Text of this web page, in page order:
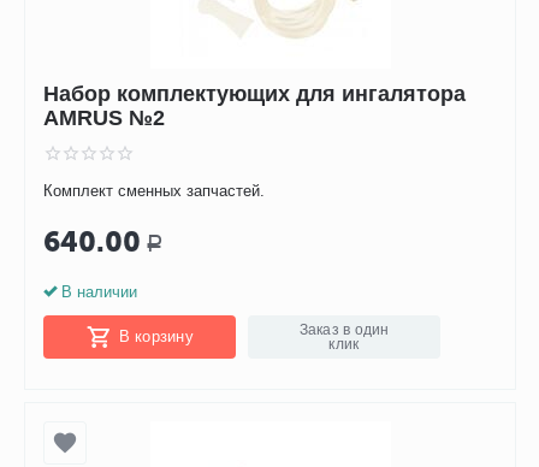
Набор комплектующих для ингалятора
AMRUS №2
Комплект сменных запчастей.
640.00 Р
В наличии
В корзину
Заказ в один
клик